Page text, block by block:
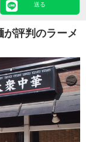
送る
評判のラーメ